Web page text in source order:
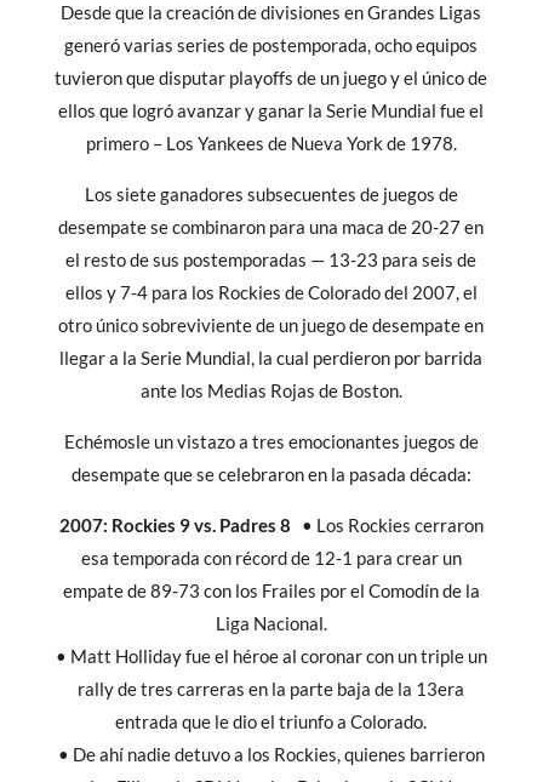
Desde que la creación de divisiones en Grandes Ligas
generó varias series de postemporada, ocho equipos
tuvieron que disputar playoffs de un juego y el único de
ellos que logró avanzar y ganar la Serie Mundial fue el
primero – Los Yankees de Nueva York de 1978.
Los siete ganadores subsecuentes de juegos de
desempate se combinaron para una maca de 20-27 en
el resto de sus postemporadas — 13-23 para seis de
ellos y 7-4 para los Rockies de Colorado del 2007, el
otro único sobreviviente de un juego de desempate en
llegar a la Serie Mundial, la cual perdieron por barrida
ante los Medias Rojas de Boston.
Echémosle un vistazo a tres emocionantes juegos de
desempate que se celebraron en la pasada década:
2007: Rockies 9 vs. Padres 8 • Los Rockies cerraron
esa temporada con récord de 12-1 para crear un
empate de 89-73 con los Frailes por el Comodín de la
Liga Nacional.
• Matt Holliday fue el héroe al coronar con un triple un
rally de tres carreras en la parte baja de la 13era
entrada que le dio el triunfo a Colorado.
• De ahí nadie detuvo a los Rockies, quienes barrieron